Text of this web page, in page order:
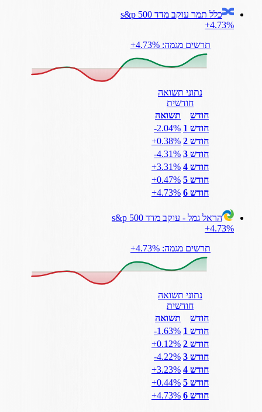
כלל תמר עוקב מדד s&p 500
‎+4.73%
תרשים מגמה: ‎+4.73%
נתוני תשואה
חודשית
חודש
תשואה
חודש 1
‎-2.04%
חודש 2
‎+0.38%
חודש 3
‎-4.31%
חודש 4
‎+3.31%
חודש 5
‎+0.47%
חודש 6
‎+4.73%
הראל גמל - עוקב מדד s&p 500
‎+4.73%
תרשים מגמה: ‎+4.73%
נתוני תשואה
חודשית
חודש
תשואה
חודש 1
‎-1.63%
חודש 2
‎+0.12%
חודש 3
‎-4.22%
חודש 4
‎+3.23%
חודש 5
‎+0.44%
חודש 6
‎+4.73%